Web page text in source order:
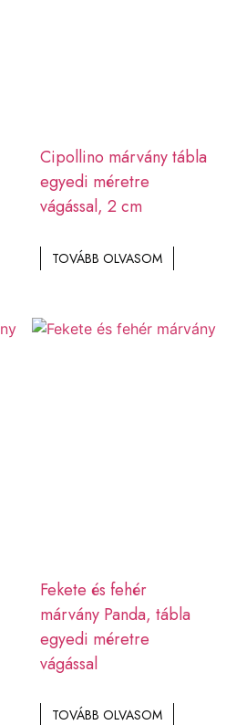
Cipollino márvány tábla
egyedi méretre
vágással, 2 cm
TOVÁBB OLVASOM
Fekete és fehér
márvány Panda, tábla
egyedi méretre
vágással
TOVÁBB OLVASOM